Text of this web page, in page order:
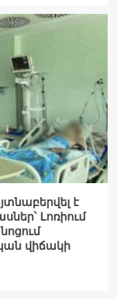
է
Լոռիում
վիճակի